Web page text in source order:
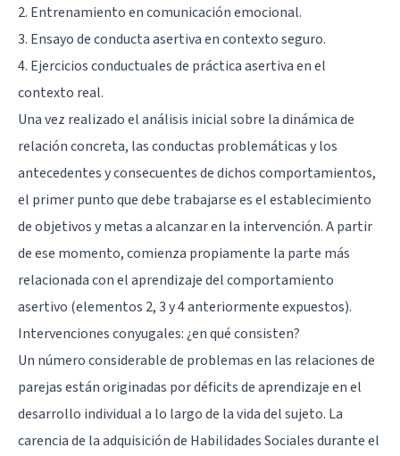
2. Entrenamiento en comunicación emocional.
3. Ensayo de conducta asertiva en contexto seguro.
4. Ejercicios conductuales de práctica asertiva en el
contexto real.
Una vez realizado el análisis inicial sobre la dinámica de
relación concreta, las conductas problemáticas y los
antecedentes y consecuentes de dichos comportamientos,
el primer punto que debe trabajarse es el establecimiento
de objetivos y metas a alcanzar en la intervención. A partir
de ese momento, comienza propiamente la parte más
relacionada con el aprendizaje del comportamiento
asertivo (elementos 2, 3 y 4 anteriormente expuestos).
Intervenciones conyugales: ¿en qué consisten?
Un número considerable de problemas en las relaciones de
parejas están originadas por déficits de aprendizaje en el
desarrollo individual a lo largo de la vida del sujeto. La
carencia de la adquisición de Habilidades Sociales durante el